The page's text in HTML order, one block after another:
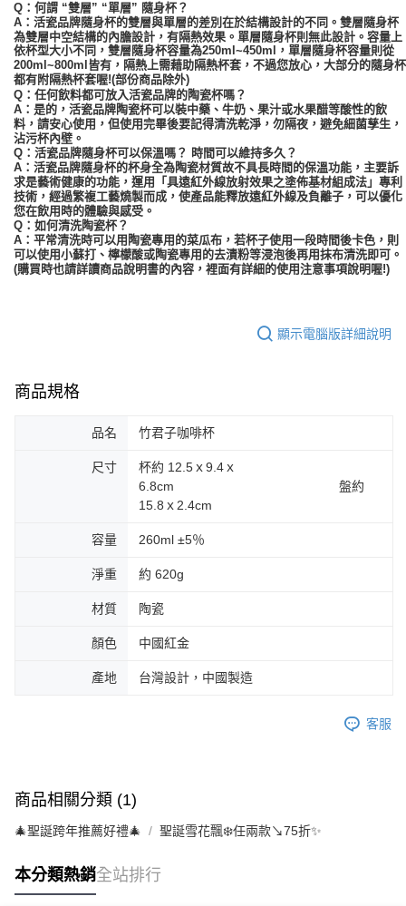
Q：何謂 “雙層” “單層” 隨身杯？
A：活瓷品牌隨身杯的雙層與單層的差別在於結構設計的不同。雙層隨身杯
為雙層中空結構的內膽設計，有隔熱效果。單層隨身杯則無此設計。容量上
依杯型大小不同， 雙層 隨身杯容量為250ml~450ml，單層隨身杯容量則從
200ml~800ml皆有，隔熱上需藉助隔熱杯套，不過您放心，大部分的隨身杯
都有附隔熱杯套喔!(部份商品除外)
Q：任何飲料都可放入活瓷品牌的陶瓷杯嗎？
A：是的，活瓷品牌陶瓷杯可以裝中藥、牛奶、果汁或水果醋等酸性的飲
料，請安心使用，但使用完畢後要記得清洗乾淨，勿隔夜，避免細菌孳生，
沾污杯內壁。
Q：活瓷品牌隨身杯可以保溫嗎？ 時間可以維持多久？
A：活瓷品牌隨身杯的杯身全為陶瓷材質故不具長時間的保溫功能，主要訴
求是藝術健康的功能，運用「具遠紅外線放射效果之塗佈基材組成法」專利
技術，經過繁複工藝燒製而成，使產品能釋放遠紅外線及負離子，可以優化
您在飲用時的體驗與感受。
Q：如何清洗陶瓷杯？
A：平常清洗時可以用陶瓷專用的菜瓜布，若杯子使用一段時間後卡色，則
可以使用小蘇打、檸檬酸或陶瓷專用的去漬粉等浸泡後再用抹布清洗即可。
(購買時也請詳讀商品說明書的內容，裡面有詳細的使用注意事項說明喔!)
顯示電腦版詳細說明
商品規格
品名 竹君子咖啡杯
尺寸
杯約 12.5ｘ9.4ｘ
6.8cm 盤約
15.8ｘ2.4cm
容量 260ml ±5％
淨重 約 620g
材質 陶瓷
顏色 中國紅金
產地 台灣設計，中國製造
客服
商品相關分類 (1)
🎄聖誕跨年推薦好禮🎄 聖誕雪花飄❄️任兩款↘75折✨
本分類熱銷全站排行